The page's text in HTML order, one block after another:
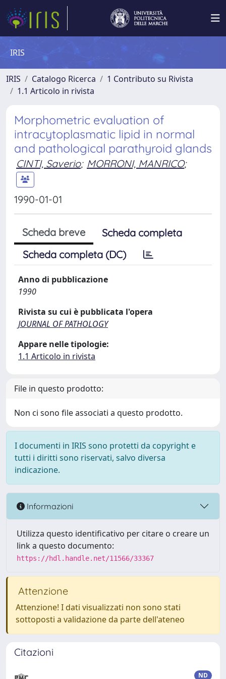
IRIS
IRIS Catalogo Ricerca
1 Contributo su Rivista
1.1 Articolo in rivista
Morphometric evaluation of
intracytoplasmatic lipid in normal
and pathological parathyroid glands
CINTI, Saverio; MORRONI, MANRICO;
1990-01-01
Scheda breve
Scheda completa
Scheda completa (DC)
Anno di pubblicazione
1990
Rivista su cui è pubblicata l'opera
JOURNAL OF PATHOLOGY
Appare nelle tipologie:
1.1 Articolo in rivista
File in questo prodotto:
Non ci sono file associati a questo prodotto.
I documenti in IRIS sono protetti da copyright e
tutti i diritti sono riservati, salvo diversa
indicazione.
Informazioni
Utilizza questo identificativo per citare o creare un
link a questo documento:
https://hdl.handle.net/11566/33367
Attenzione
Attenzione! I dati visualizzati non sono stati
sottoposti a validazione da parte dell'ateneo
Citazioni
ND